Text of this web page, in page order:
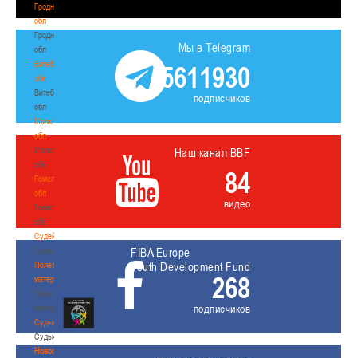
Гродненская
обл
Гродненская
обл
Витебская
обл
Витебская
обл
Могилевская
обл
Могилевская
обл
Гомельская
обл
Гомельская
обл
Судейство
Судейство
Полезные
материалы
Полезные
материалы
Судьи
Судьи
Новости
Мы в Telegram
5611930
подписчиков
Наш канал BBF
84
видео
FIBA Europe
Youth Development Fund
268
подписчиков